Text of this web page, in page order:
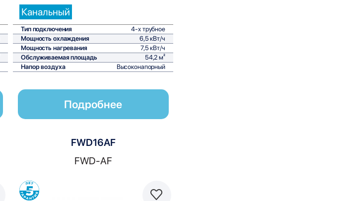
Канальный
Тип подключения
4-х трубное
Мощность охлаждения
6,5 кВт/ч
Мощность нагревания
7,5 кВт/ч
Обслуживаемая площадь
54,2 м²
Напор воздуха
Высоконапорный
Подробнее
FWD16AF
FWD-AF